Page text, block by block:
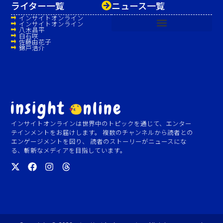
インサイトオンラインは世界中のトピックを通じて、エンター
テインメントをお届けします。 複数のチャンネルから読者との
エンゲージメントを図り、 読者のストーリーがニュースにな
る、斬新なメディアを目指しています。
ニュース一覧
ライター一覧
インサイトオンライン
インサイトオンライン
八木昌平
白石咲
佐藤由花子
錦戸浩介